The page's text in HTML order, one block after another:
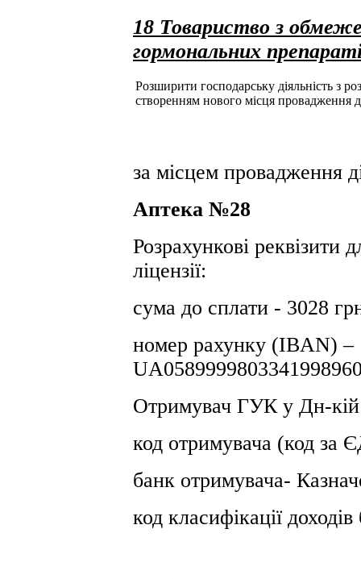
18 Товариство з
гормональних
Розширити господарську діяльність з
створенням нового місця провадження
за місцем провадження
Аптека №28
Розрахункові реквізити
ліцензії:
сума до сплати - 3028
номер рахунку (IBAN) –
Отримувач ГУК у Дн-кiй
код отримувача (код
банк отримувача-
код класифікації